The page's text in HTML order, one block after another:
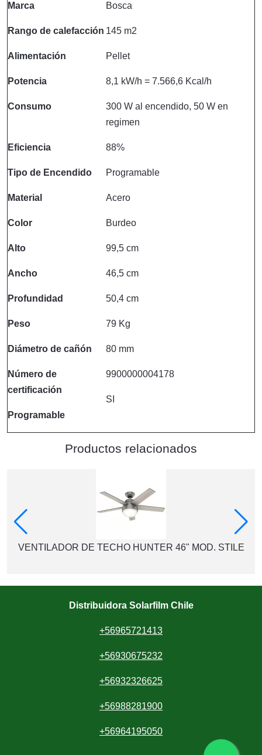
Marca Bosca
Rango de calefacción 145 m2
Alimentación Pellet
Potencia 8,1 kW/h = 7.566,6 Kcal/h
Consumo
300 W al encendido, 50 W en
regimen
Eficiencia 88%
Tipo de Encendido Programable
Material Acero
Color Burdeo
Alto 99,5 cm
Ancho 46,5 cm
Profundidad 50,4 cm
Peso 79 Kg
Diámetro de cañón 80 mm
Número de
certificación
Programable
9900000004178
SI
Productos relacionados
VENTILADOR DE TECHO HUNTER 46" MOD. STILE
Distribuidora Solarfilm Chile
+56965721413
+56930675232
+56932326625
+56988281900
+56964195050